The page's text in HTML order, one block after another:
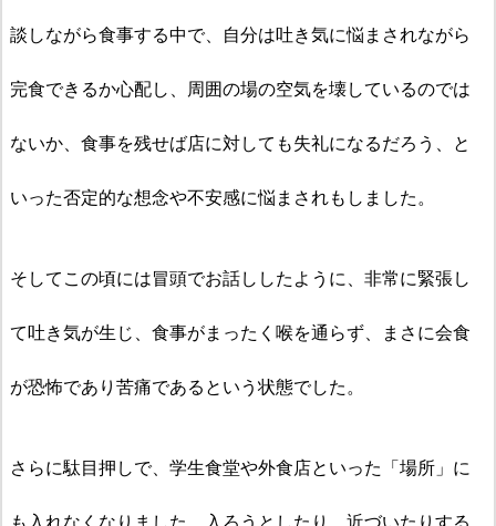
談しながら食事する中で、自分は吐き気に悩まされながら
完食できるか心配し、周囲の場の空気を壊しているのでは
ないか、食事を残せば店に対しても失礼になるだろう、と
いった否定的な想念や不安感に悩まされもしました。
そしてこの頃には冒頭でお話ししたように、非常に緊張し
て吐き気が生じ、食事がまったく喉を通らず、まさに会食
が恐怖であり苦痛であるという状態でした。
さらに駄目押しで、学生食堂や外食店といった「場所」に
も入れなくなりました。入ろうとしたり、近づいたりする